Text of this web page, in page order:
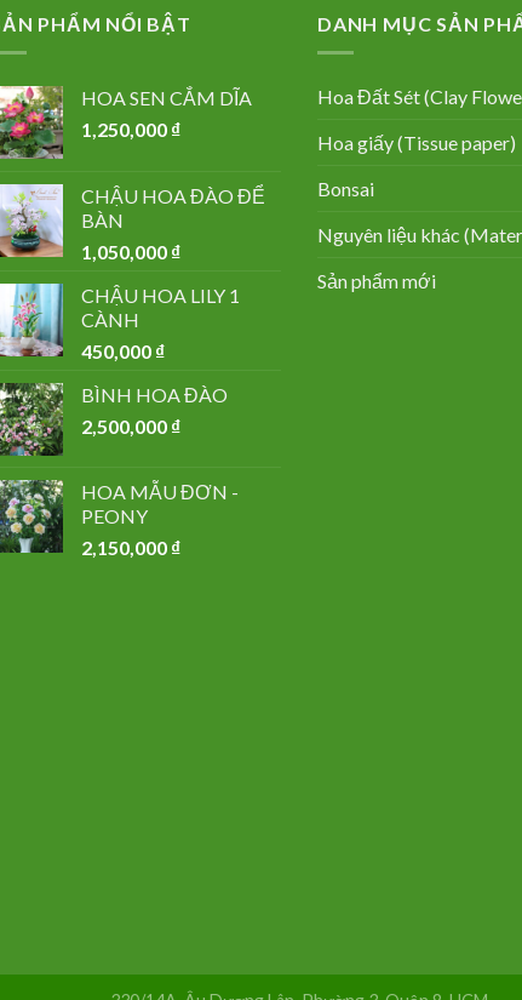
PHẨM NỔI BẬT
HOA SEN CẮM DĨA
1,250,000 ₫
CHẬU HOA ĐÀO ĐỂ
BÀN
1,050,000 ₫
CHẬU HOA LILY 1
CÀNH
450,000 ₫
BÌNH HOA ĐÀO
2,500,000 ₫
HOA MẪU ĐƠN -
PEONY
2,150,000 ₫
DANH MỤC SẢN
Hoa Đất Sét (Clay
Hoa giấy (Tissue paper)
Bonsai
Nguyên liệu khác
Sản phẩm mới